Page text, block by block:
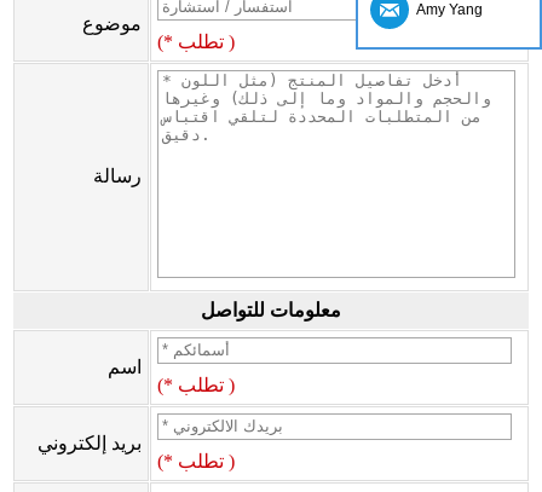
موضوع
(* تطلب )
رسالة
معلومات للتواصل
اسم
(* تطلب )
بريد إلكتروني
(* تطلب )
Amy Yang